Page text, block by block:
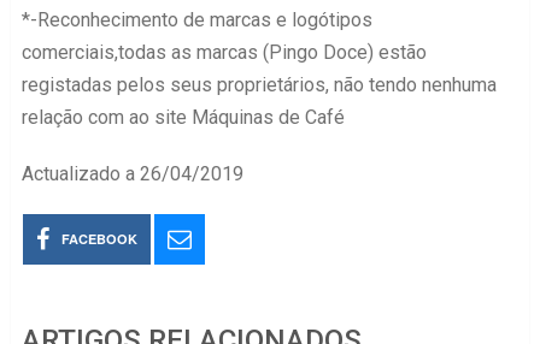
*-Reconhecimento de marcas e logótipos
comerciais,todas as marcas (Pingo Doce) estão
registadas pelos seus proprietários, não tendo nenhuma
relação com ao site Máquinas de Café
Actualizado a 26/04/2019
FACEBOOK